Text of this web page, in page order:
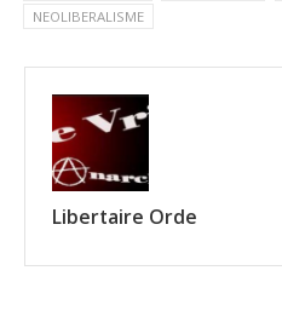
NEOLIBERALISME
Libertaire Orde